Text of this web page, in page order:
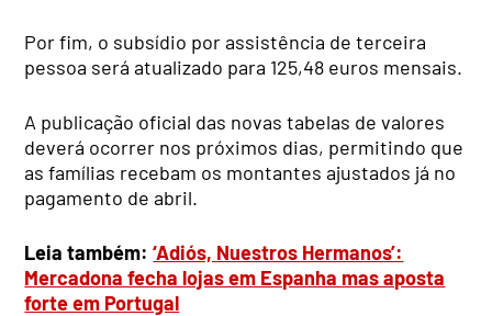
Por fim, o subsídio por assistência de terceira
pessoa será atualizado para 125,48 euros mensais.
A publicação oficial das novas tabelas de valores
deverá ocorrer nos próximos dias, permitindo que
as famílias recebam os montantes ajustados já no
pagamento de abril.
Leia também:‘Adiós, Nuestros Hermanos’:
Mercadona fecha lojas em Espanha mas aposta
forte em Portugal